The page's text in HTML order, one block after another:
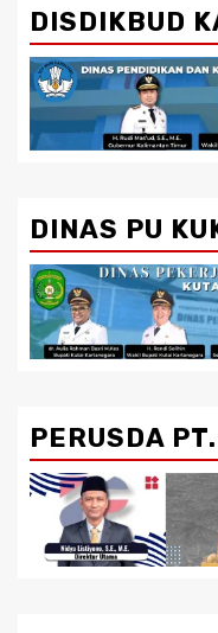
DISDIKBUD
DINAS PU
PERUSDA